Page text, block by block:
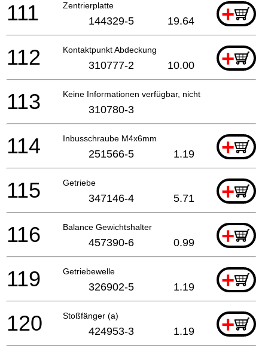
Zentrierplatte +
111 144329-5 19.64
Kontaktpunkt Abdeckung +
112 310777-2 10.00
Keine Informationen verfügbar, nicht bestellbar
113 310780-3
Inbusschraube M4x6mm +
114 251566-5 1.19
Getriebe +
115 347146-4 5.71
Balance Gewichtshalter +
116 457390-6 0.99
Getriebewelle +
119 326902-5 1.19
Stoßfänger (a) +
120 424953-3 1.19